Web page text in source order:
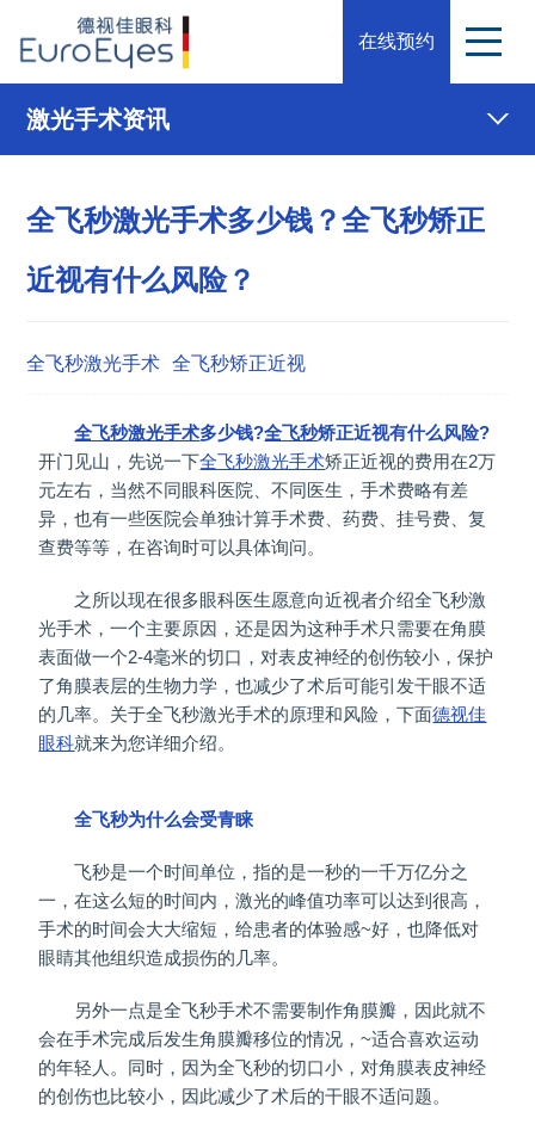
在线预约
激光手术资讯
全飞秒激光手术多少钱？全飞秒矫正
近视有什么风险？
全飞秒激光手术 全飞秒矫正近视
全飞秒激光手术多少钱?全飞秒矫正近视有什么风险?
开门见山，先说一下全飞秒激光手术矫正近视的费用在2万
元左右，当然不同眼科医院、不同医生，手术费略有差
异，也有一些医院会单独计算手术费、药费、挂号费、复
查费等等，在咨询时可以具体询问。
之所以现在很多眼科医生愿意向近视者介绍全飞秒激
光手术，一个主要原因，还是因为这种手术只需要在角膜
表面做一个2-4毫米的切口，对表皮神经的创伤较小，保护
了角膜表层的生物力学，也减少了术后可能引发干眼不适
的几率。关于全飞秒激光手术的原理和风险，下面德视佳
眼科就来为您详细介绍。
全飞秒为什么会受青睐
飞秒是一个时间单位，指的是一秒的一千万亿分之
一，在这么短的时间内，激光的峰值功率可以达到很高，
手术的时间会大大缩短，给患者的体验感~好，也降低对
眼睛其他组织造成损伤的几率。
另外一点是全飞秒手术不需要制作角膜瓣，因此就不
会在手术完成后发生角膜瓣移位的情况，~适合喜欢运动
的年轻人。同时，因为全飞秒的切口小，对角膜表皮神经
的创伤也比较小，因此减少了术后的干眼不适问题。